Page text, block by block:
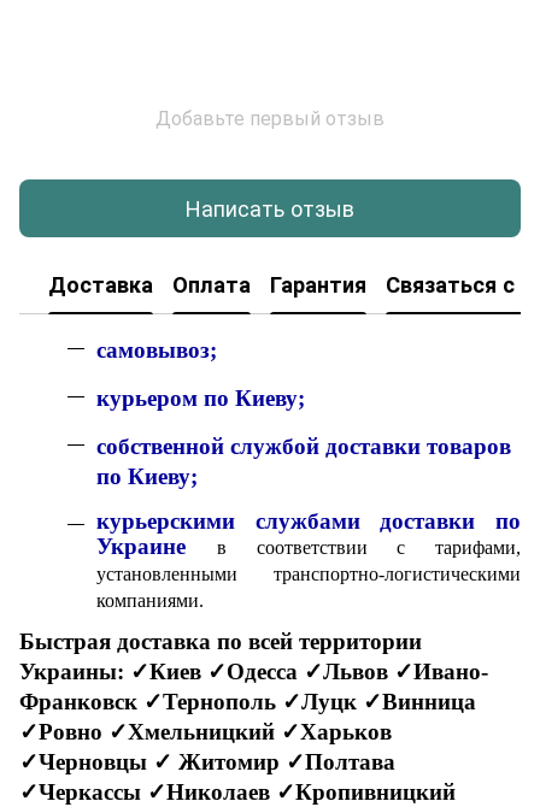
Добавьте первый отзыв
Написать отзыв
Доставка Оплата Гарантия Связаться с
самовывоз;
курьером по Киеву;
собственной службой доставки товаров
по Киеву;
курьерскими службами доставки по
Украине
в соответствии с тарифами,
установленными транспортно-логистическими
компаниями.
Быстрая доставка по всей территории
Украины: ✓Киев ✓Одесса ✓Львов ✓Ивано-
Франковск ✓Тернополь ✓Луцк ✓Винница
✓Ровно ✓Хмельницкий ✓Харьков
✓Черновцы ✓ Житомир ✓Полтава
✓Черкассы ✓Николаев ✓Кропивницкий